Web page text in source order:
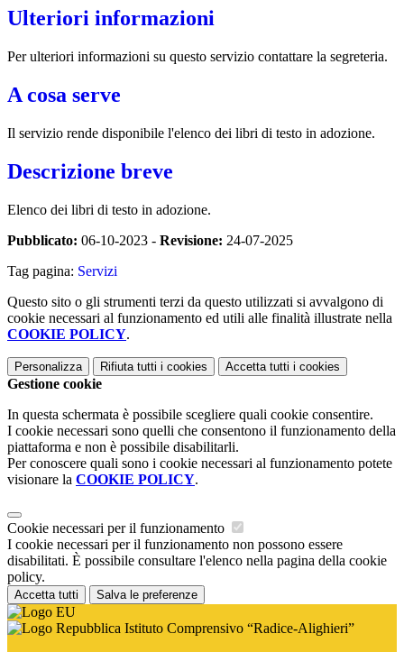
Ulteriori informazioni
Per ulteriori informazioni su questo servizio contattare la segreteria.
A cosa serve
Il servizio rende disponibile l'elenco dei libri di testo in adozione.
Descrizione breve
Elenco dei libri di testo in adozione.
Pubblicato: 06-10-2023 - Revisione: 24-07-2025
Tag pagina: Servizi
Questo sito o gli strumenti terzi da questo utilizzati si avvalgono di
cookie necessari al funzionamento ed utili alle finalità illustrate nella
COOKIE POLICY.
Personalizza Rifiuta tutti i cookies Accetta tutti i cookies
Gestione cookie
In questa schermata è possibile scegliere quali cookie consentire.
I cookie necessari sono quelli che consentono il funzionamento della
piattaforma e non è possibile disabilitarli.
Per conoscere quali sono i cookie necessari al funzionamento potete
visionare la COOKIE POLICY.
Cookie necessari per il funzionamento
I cookie necessari per il funzionamento non possono essere
disabilitati. È possibile consultare l'elenco nella pagina della cookie
policy.
Accetta tutti Salva le preferenze
Istituto Comprensivo “Radice-Alighieri”